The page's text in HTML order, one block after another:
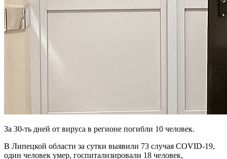
За 30-ть дней от вируса в регионе погибли 10 человек.
В Липецкой области за сутки выявили 73 случая COVID-19,
один человек умер, госпитализировали 18 человек,